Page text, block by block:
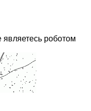
роботом